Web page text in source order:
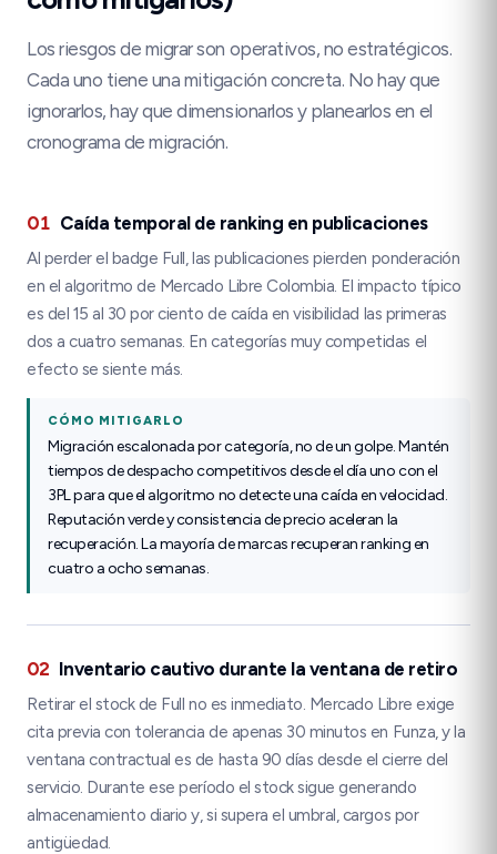
Los riesgos de migrar son operativos, no estratégicos.
Cada uno tiene una mitigación concreta. No hay que
ignorarlos, hay que dimensionarlos y planearlos en el
cronograma de migración.
01 Caída temporal de ranking en publicaciones
Al perder el badge Full, las publicaciones pierden ponderación
en el algoritmo de Mercado Libre Colombia. El impacto típico
es del 15 al 30 por ciento de caída en visibilidad las primeras
dos a cuatro semanas. En categorías muy competidas el
efecto se siente más.
CÓMO MITIGARLO
Migración escalonada por categoría, no de un golpe. Mantén
tiempos de despacho competitivos desde el día uno con el
3PL para que el algoritmo no detecte una caída en velocidad.
Reputación verde y consistencia de precio aceleran la
recuperación. La mayoría de marcas recuperan ranking en
cuatro a ocho semanas.
02 Inventario cautivo durante la ventana de retiro
Retirar el stock de Full no es inmediato. Mercado Libre exige
cita previa con tolerancia de apenas 30 minutos en Funza, y la
ventana contractual es de hasta 90 días desde el cierre del
servicio. Durante ese período el stock sigue generando
almacenamiento diario y, si supera el umbral, cargos por
antigüedad.